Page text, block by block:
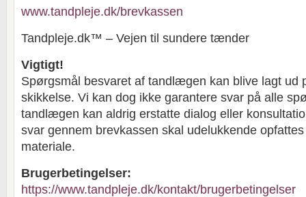
www.tandpleje.dk/brevkassen
Tandpleje.dk™ – Vejen til sundere tænder
Vigtigt!
Spørgsmål besvaret af tandlægen kan blive lagt ud
skikkelse. Vi kan dog ikke garantere svar på alle
tandlægen kan aldrig erstatte dialog eller
svar gennem brevkassen skal udelukkende
materiale.
Brugerbetingelser:
https://www.tandpleje.dk/kontakt/brugerbetingelser